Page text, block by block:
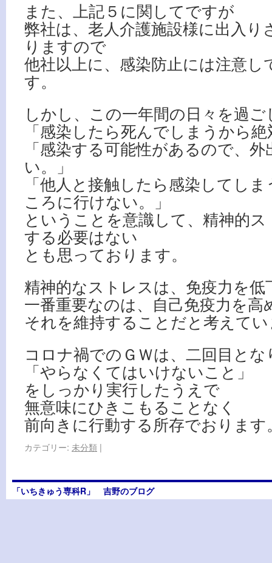
また、上記５に関してですが
弊社は、老人介護施設様に出入
りますので
他社以上に、感染防止には注意し
す。
しかし、この一年間の日々を過
「感染したら死んでしまうから
「感染する可能性があるので、
い。」
「他人と接触したら感染してし
ころに行けない。」
ということを意識して、精神的
する必要はない
とも思っております。
精神的なストレスは、免疫力を低
一番重要なのは、自己免疫力を高
それを維持することだと考えて
コロナ禍でのＧＷは、二回目と
「やらなくてはいけないこと」
をしっかり実行したうえで
無意味にひきこもることなく
前向きに行動する所存でおります
カテゴリー: 未分類 |
「いちきゅう専科R」 吉野のブログ